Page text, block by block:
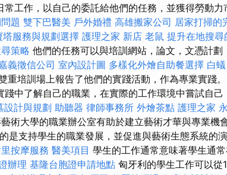
工作，以自己的委託給他們的任務，並獲得勞動力
題 雙下巴醫美 戶外婚禮 高雄搬家公司 居家打掃的
塔服務與規劃選擇 護理之家 新店 老鼠 提升在地搜
策略 他們的任務可以與培訓網站，論文，文憑計劃
義徵信公司 室內設計圖 多樣化外燴自助餐選擇 白蟻
重培訓場上報告了他們的實踐活動，作為專業實踐
中了解自己的職業，在實際的工作環境中嘗試自己
設計與規劃 助聽器 律師事務所 外燴茶點 護理之家
術大學的職業辦公室有助於建立藝術才華與專業機
是支持學生的職業發展，並促進與藝術生態系統的
里按摩服務 醫美項目 學生的工作通常意味著學生通
辦理 基隆台胞證申請地點 匈牙利的學生工作可以從